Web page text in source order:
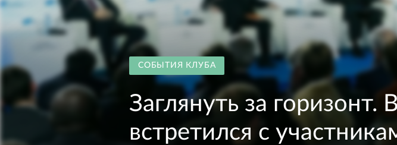
СОБЫТИЯ КЛУБА
Заглянуть за
встретился с